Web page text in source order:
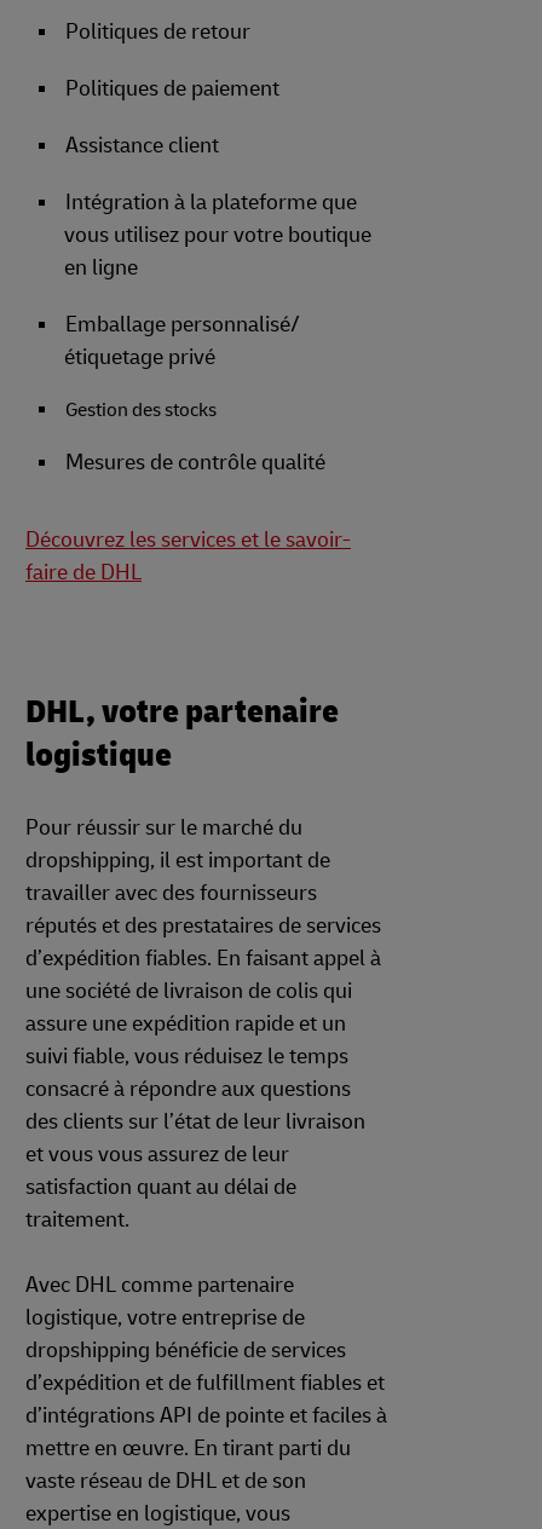
Politiques de retour
Politiques de paiement
Assistance client
Intégration à la plateforme que
vous utilisez pour votre boutique
en ligne
Emballage personnalisé/
étiquetage privé
Gestion des stocks
Mesures de contrôle qualité
Découvrez les services et le savoir-
faire de DHL
DHL, votre partenaire
logistique
Pour réussir sur le marché du
dropshipping, il est important de
travailler avec des fournisseurs
réputés et des prestataires de services
d’expédition fiables. En faisant appel à
une société de livraison de colis qui
assure une expédition rapide et un
suivi fiable, vous réduisez le temps
consacré à répondre aux questions
des clients sur l’état de leur livraison
et vous vous assurez de leur
satisfaction quant au délai de
traitement.
Avec DHL comme partenaire
logistique, votre entreprise de
dropshipping bénéficie de services
d’expédition et de fulfillment fiables et
d’intégrations API de pointe et faciles à
mettre en œuvre. En tirant parti du
vaste réseau de DHL et de son
expertise en logistique, vous